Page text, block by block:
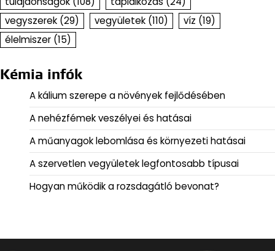
vegyszerek (29) vegyületek (110) víz (19)
élelmiszer (15)
Kémia infók
A kálium szerepe a növények fejlődésében
A nehézfémek veszélyei és hatásai
A műanyagok lebomlása és környezeti hatásai
A szervetlen vegyületek legfontosabb típusai
Hogyan működik a rozsdagátló bevonat?